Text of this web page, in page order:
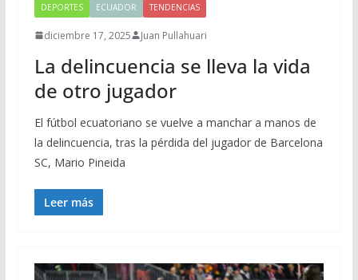
DEPORTES ECUADOR TENDENCIAS
diciembre 17, 2025 Juan Pullahuari
La delincuencia se lleva la vida
de otro jugador
El fútbol ecuatoriano se vuelve a manchar a manos de
la delincuencia, tras la pérdida del jugador de Barcelona
SC, Mario Pineida
Leer más